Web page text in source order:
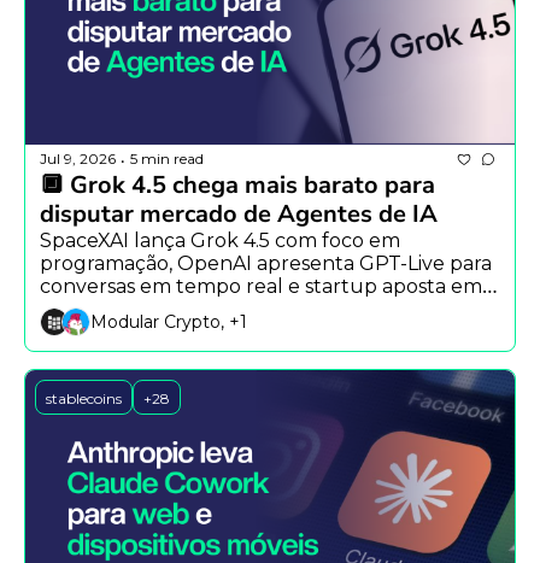
Jul 9, 2026 • 5 min read
🔲 Grok 4.5 chega mais barato para
disputar mercado de Agentes de IA
SpaceXAI lança Grok 4.5 com foco em
programação, OpenAI apresenta GPT-Live para
conversas em tempo real e startup aposta em
modelos-base para acelerar a robótica.
Modular Crypto, +1
stablecoins +28